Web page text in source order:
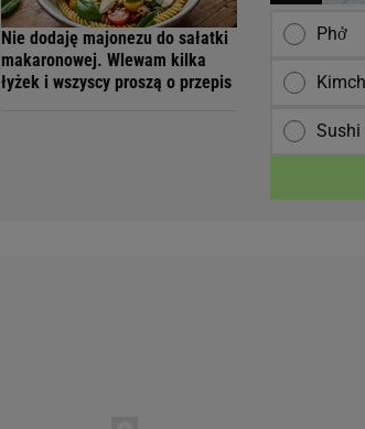
Nie dodaję majonezu do sałatki
makaronowej. Wlewam kilka
łyżek i wszyscy proszą o przepis
Phở
Sushi